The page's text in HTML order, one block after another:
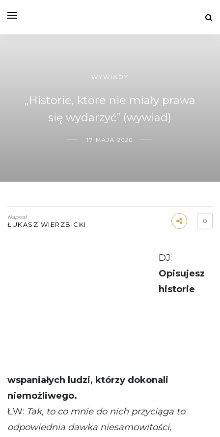
WYWIADY
„Historie, które nie miały prawa
się wydarzyć” (wywiad)
17 MAJA 2020
Napisał
ŁUKASZ WIERZBICKI 0
DJ:
Opisujesz
historie
wspaniałych ludzi, którzy dokonali
niemożliwego.
ŁW: Tak, to co mnie do nich przyciąga to
odpowiednia dawka niesamowitości,